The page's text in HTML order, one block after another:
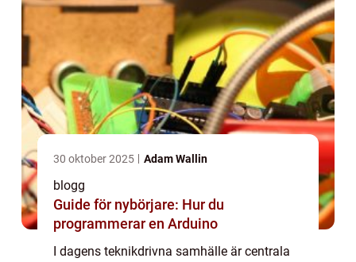
30 oktober 2025 Adam Wallin
blogg
Guide för nybörjare: Hur du
programmerar en Arduino
I dagens teknikdrivna samhälle är centrala